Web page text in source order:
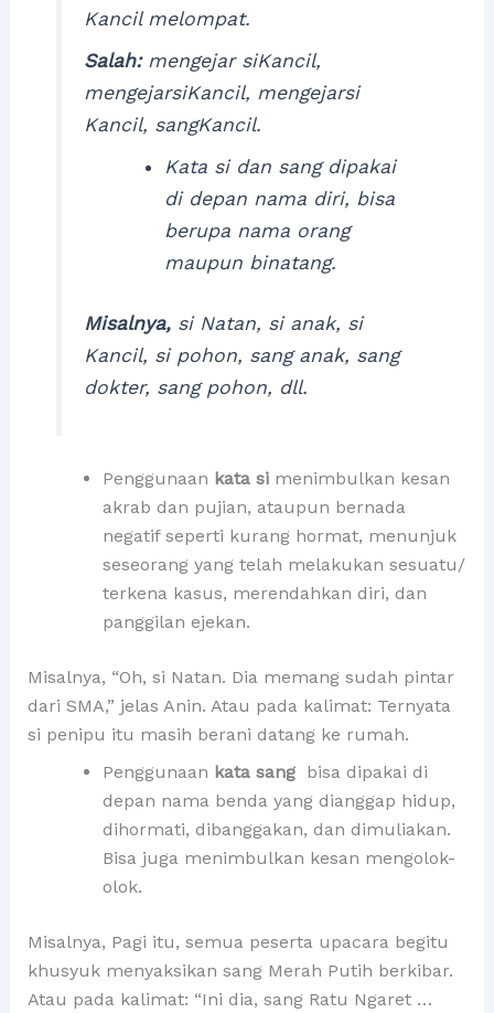
Kancil melompat.
Salah:mengejar siKancil,
mengejarsiKancil, mengejarsi
Kancil, sangKancil.
Kata si dan sang dipakai
di depan nama diri, bisa
berupa nama orang
maupun binatang.
Misalnya, si Natan, si anak, si
Kancil, si pohon, sang anak, sang
dokter, sang pohon, dll.
Penggunaan kata simenimbulkan kesan
akrab dan pujian, ataupun bernada
negatif seperti kurang hormat, menunjuk
seseorang yang telah melakukan sesuatu/
terkena kasus, merendahkan diri, dan
panggilan ejekan.
Misalnya, “Oh, si Natan. Dia memang sudah pintar
dari SMA,” jelas Anin. Atau pada kalimat: Ternyata
si penipu itu masih berani datang ke rumah.
Penggunaan kata sang bisa dipakai di
depan nama benda yang dianggap hidup,
dihormati, dibanggakan, dan dimuliakan.
Bisa juga menimbulkan kesan mengolok-
olok.
Misalnya, Pagi itu, semua peserta upacara begitu
khusyuk menyaksikan sang Merah Putih berkibar.
Atau pada kalimat: “Ini dia, sang Ratu Ngaret …